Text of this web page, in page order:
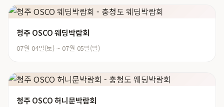
청주 OSCO 웨딩박람회
07월 04일(토) ~ 07월 05일(일)
청주 OSCO 허니문박람회